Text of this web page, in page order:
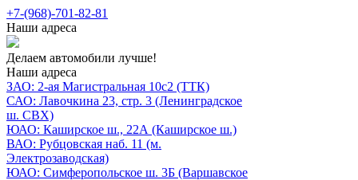
+7-(968)-701-82-81
Наши адреса
Делаем автомобили лучше!
Наши адреса
ЗАО: 2-ая Магистральная 10с2 (ТТК)
САО: Лавочкина 23, стр. 3 (Ленинградское
ш. СВХ)
ЮАО: Каширское ш., 22А (Каширское ш.)
ВАО: Рубцовская наб. 11 (м.
Электрозаводская)
ЮАО: Симферопольское ш. 3Б (Варшавское